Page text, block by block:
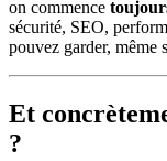
on commence
sécurité, SEO,
pouvez garder, même
Et
?